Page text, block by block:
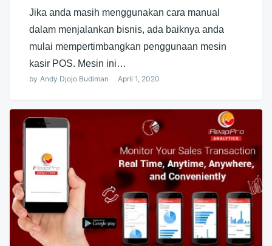
Jika anda masih menggunakan cara manual
dalam menjalankan bisnis, ada baiknya anda
mulai mempertimbangkan penggunaan mesin
kasir POS. Mesin ini…
by Andy Djojo Budiman April 1, 2020